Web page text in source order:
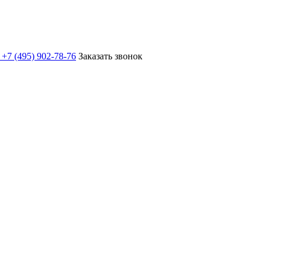
+7 (495) 902-78-76 Заказать звонок